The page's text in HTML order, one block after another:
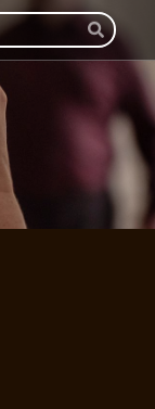
Hae